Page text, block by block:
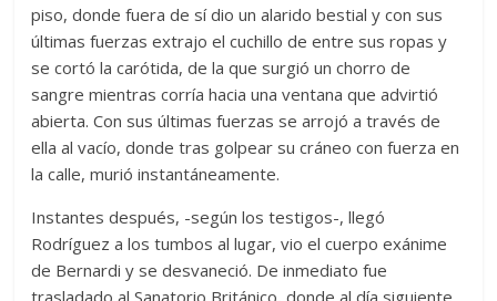
piso, donde fuera de sí dio un alarido bestial y con sus
últimas fuerzas extrajo el cuchillo de entre sus ropas y
se cortó la carótida, de la que surgió un chorro de
sangre mientras corría hacia una ventana que advirtió
abierta. Con sus últimas fuerzas se arrojó a través de
ella al vacío, donde tras golpear su cráneo con fuerza en
la calle, murió instantáneamente.
Instantes después, -según los testigos-, llegó
Rodríguez a los tumbos al lugar, vio el cuerpo exánime
de Bernardi y se desvaneció. De inmediato fue
trasladado al Sanatorio Británico, donde al día siguiente